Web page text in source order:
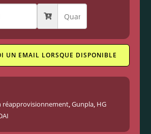
UN EMAIL LORSQUE DISPONIBLE
réapprovisionnement,Gunpla, HG